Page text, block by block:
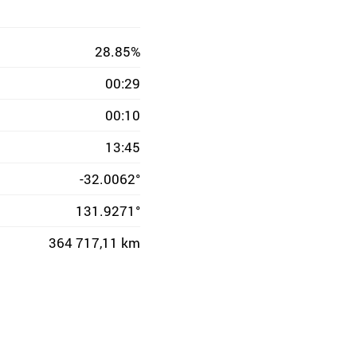
28.85%
00:29
00:10
13:45
-32.0062°
131.9271°
364 717,11 km